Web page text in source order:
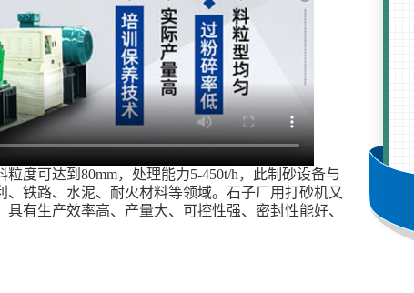
度可达到80mm，处理能力5-450t/h，此制砂设备与
铁路、水泥、耐火材料等领域。石子厂用打砂机又
有生产效率高、产量大、可控性强、密封性能好、